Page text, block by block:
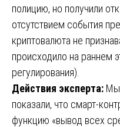
полицию, но получили
отсутствием события
криптовалюта не
происходило на раннем
регулирования).
Действия эксперта: Мы
показали, что смарт-
функцию «вывод всех